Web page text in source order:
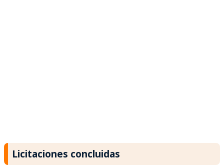
Licitaciones concluidas